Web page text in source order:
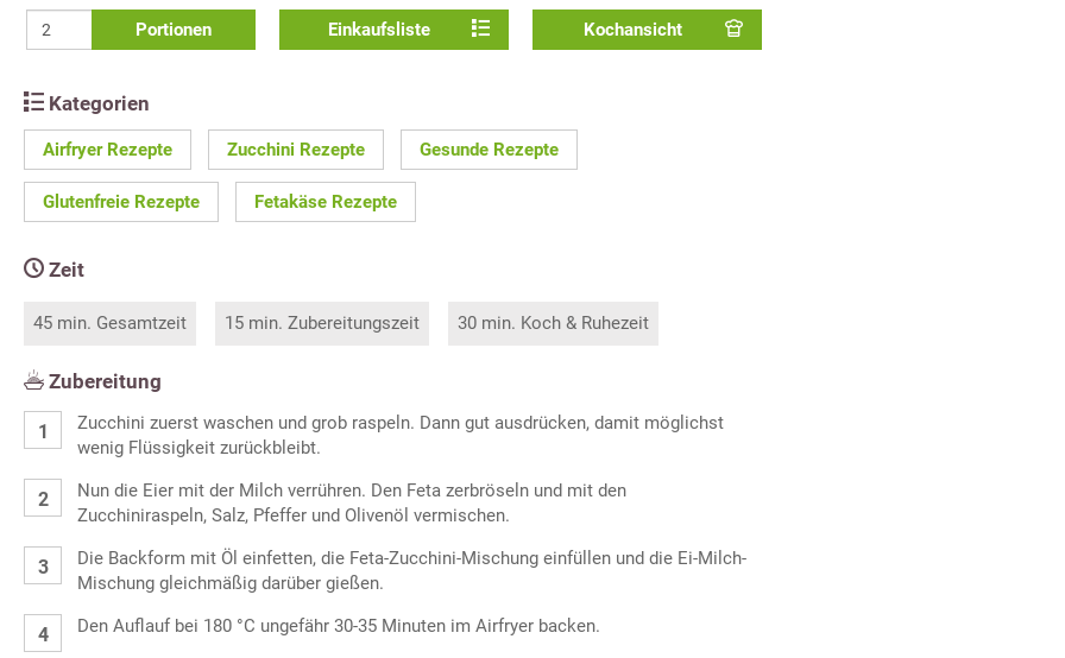
Portionen Einkaufsliste Kochansicht
Kategorien
Airfryer Rezepte Zucchini Rezepte Gesunde Rezepte
Glutenfreie Rezepte Fetakäse Rezepte
Zeit
45 min. Gesamtzeit 15 min. Zubereitungszeit 30 min. Koch & Ruhezeit
Zubereitung
Zucchini zuerst waschen und grob raspeln. Dann gut ausdrücken, damit möglichst
wenig Flüssigkeit zurückbleibt.
Nun die Eier mit der Milch verrühren. Den Feta zerbröseln und mit den
Zucchiniraspeln, Salz, Pfeffer und Olivenöl vermischen.
Die Backform mit Öl einfetten, die Feta-Zucchini-Mischung einfüllen und die Ei-Milch-
Mischung gleichmäßig darüber gießen.
Den Auflauf bei 180 °C ungefähr 30-35 Minuten im Airfryer backen.